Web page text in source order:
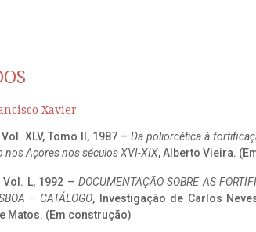
Xavier
XLV, Tomo II, 1987 – Da poliorcética à
nos Açores nos séculos XVI-XIX, Alberto Vieira.
L, 1992 – DOCUMENTAÇÃO SOBRE AS
– CATÁLOGO, Investigação de Carlos
Matos. (Em construção)